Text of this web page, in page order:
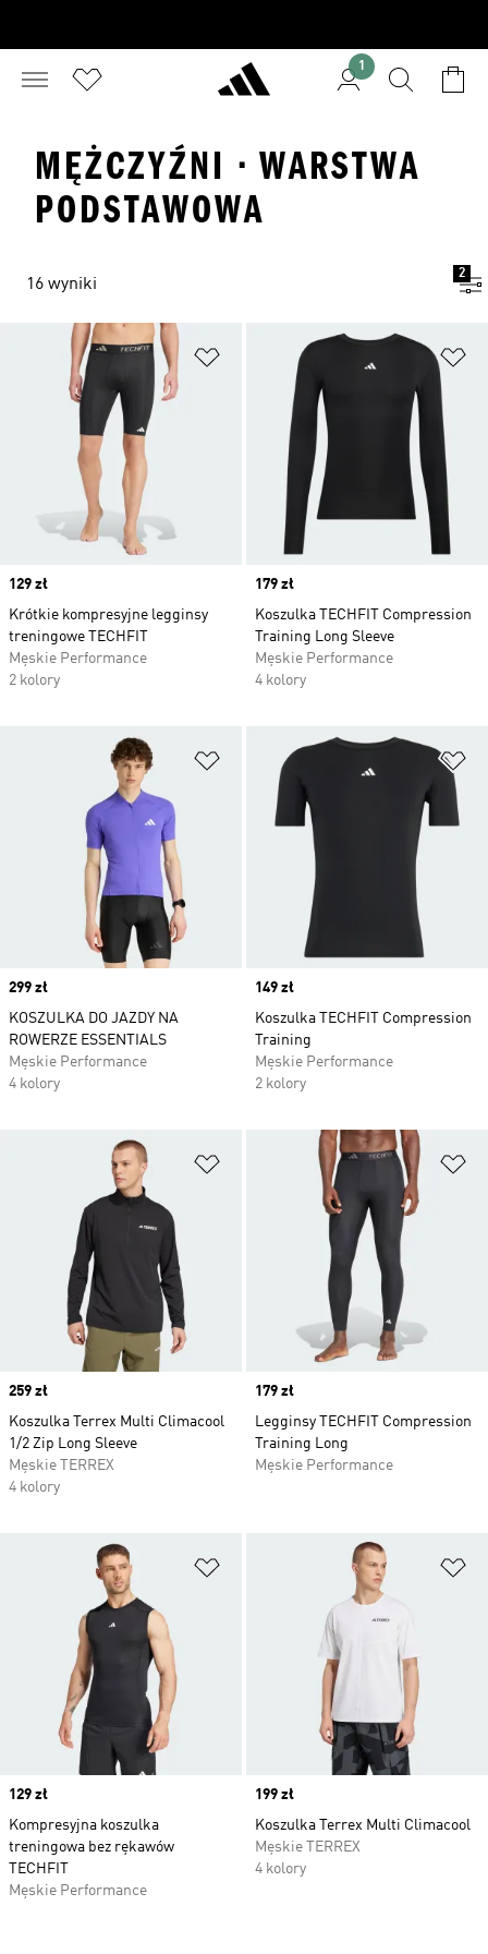
1
MĘŻCZYŹNI · WARSTWA
PODSTAWOWA
16 wyniki
2
Dodaj do listy życzeń
Price
129 zł
Krótkie kompresyjne legginsy
treningowe TECHFIT
Męskie Performance
2 kolory
Price
179 zł
Koszulka TECHFIT Compression
Training Long Sleeve
Męskie Performance
4 kolory
Dodaj do listy życzeń
Price
299 zł
KOSZULKA DO JAZDY NA
ROWERZE ESSENTIALS
Męskie Performance
4 kolory
Price
149 zł
Koszulka TECHFIT Compression
Training
Męskie Performance
2 kolory
Dodaj do listy życzeń
Price
259 zł
Koszulka Terrex Multi Climacool
1/2 Zip Long Sleeve
Męskie TERREX
4 kolory
Price
179 zł
Legginsy TECHFIT Compression
Training Long
Męskie Performance
Dodaj do listy życzeń
Price
129 zł
Kompresyjna koszulka
treningowa bez rękawów
TECHFIT
Męskie Performance
Price
199 zł
Koszulka Terrex Multi Climacool
Męskie TERREX
4 kolory